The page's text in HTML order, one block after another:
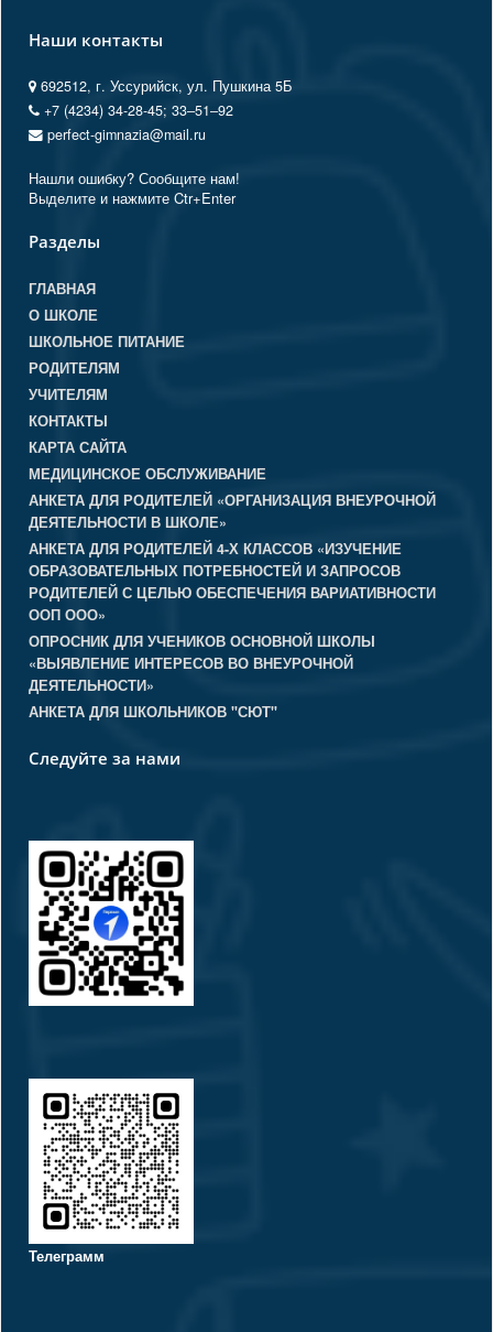
Наши контакты
692512, г. Уссурийск, ул. Пушкина 5Б
+7 (4234) 34-28-45; 33‒51‒92
perfect-gimnazia@mail.ru
Нашли ошибку? Сообщите нам!
Выделите и нажмите Ctr+Enter
Разделы
ГЛАВНАЯ
О ШКОЛЕ
ШКОЛЬНОЕ ПИТАНИЕ
РОДИТЕЛЯМ
УЧИТЕЛЯМ
КОНТАКТЫ
КАРТА САЙТА
МЕДИЦИНСКОЕ ОБСЛУЖИВАНИЕ
АНКЕТА ДЛЯ РОДИТЕЛЕЙ «ОРГАНИЗАЦИЯ ВНЕУРОЧНОЙ
ДЕЯТЕЛЬНОСТИ В ШКОЛЕ»
АНКЕТА ДЛЯ РОДИТЕЛЕЙ 4-Х КЛАССОВ «ИЗУЧЕНИЕ
ОБРАЗОВАТЕЛЬНЫХ ПОТРЕБНОСТЕЙ И ЗАПРОСОВ
РОДИТЕЛЕЙ С ЦЕЛЬЮ ОБЕСПЕЧЕНИЯ ВАРИАТИВНОСТИ
ООП ООО»
ОПРОСНИК ДЛЯ УЧЕНИКОВ ОСНОВНОЙ ШКОЛЫ
«ВЫЯВЛЕНИЕ ИНТЕРЕСОВ ВО ВНЕУРОЧНОЙ
ДЕЯТЕЛЬНОСТИ»
АНКЕТА ДЛЯ ШКОЛЬНИКОВ "СЮТ"
Следуйте за нами
Телеграмм